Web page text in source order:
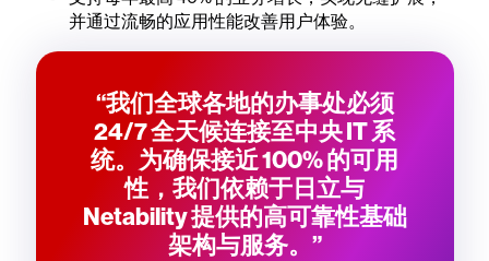
并通过流畅的应用性能改善用户体验。
“我们全球各地的办事处必须
24/7 全天候连接至中央 IT 系
统。为确保接近 100% 的可用
性，我们依赖于日立与
Netability 提供的高可靠性基础
架构与服务。”